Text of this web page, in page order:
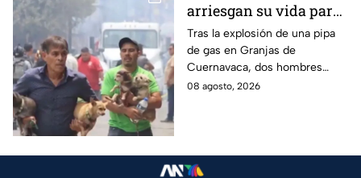
arriesgan su vida para
rescatar a sus perritos
tras la explosión de
pipa de gas en
Cuernavaca
Tras la explosión de una pipa
de gas en Granjas de
Cuernavaca, dos hombres
arriesgaron su vida para volver
08 agosto, 2026